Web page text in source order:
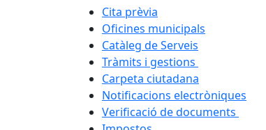
Cita prèvia
Oficines municipals
Catàleg de Serveis
Tràmits i gestions
Carpeta ciutadana
Notificacions electròniques
Verificació de documents